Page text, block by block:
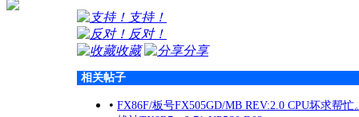
支持！
反对！
收藏
分享
相关帖子
• FX86F/板号FX505GD/MB REV:2.0 CPU坏求帮忙